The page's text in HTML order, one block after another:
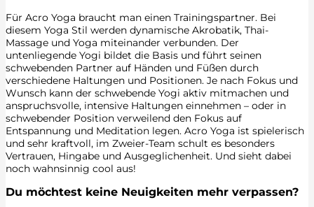
Für Acro Yoga braucht man einen Trainingspartner. Bei
diesem Yoga Stil werden dynamische Akrobatik, Thai-
Massage und Yoga miteinander verbunden. Der
untenliegende Yogi bildet die Basis und führt seinen
schwebenden Partner auf Händen und Füßen durch
verschiedene Haltungen und Positionen. Je nach Fokus und
Wunsch kann der schwebende Yogi aktiv mitmachen und
anspruchsvolle, intensive Haltungen einnehmen – oder in
schwebender Position verweilend den Fokus auf
Entspannung und Meditation legen. Acro Yoga ist spielerisch
und sehr kraftvoll, im Zweier-Team schult es besonders
Vertrauen, Hingabe und Ausgeglichenheit. Und sieht dabei
noch wahnsinnig cool aus!
Du möchtest keine Neuigkeiten mehr verpassen?